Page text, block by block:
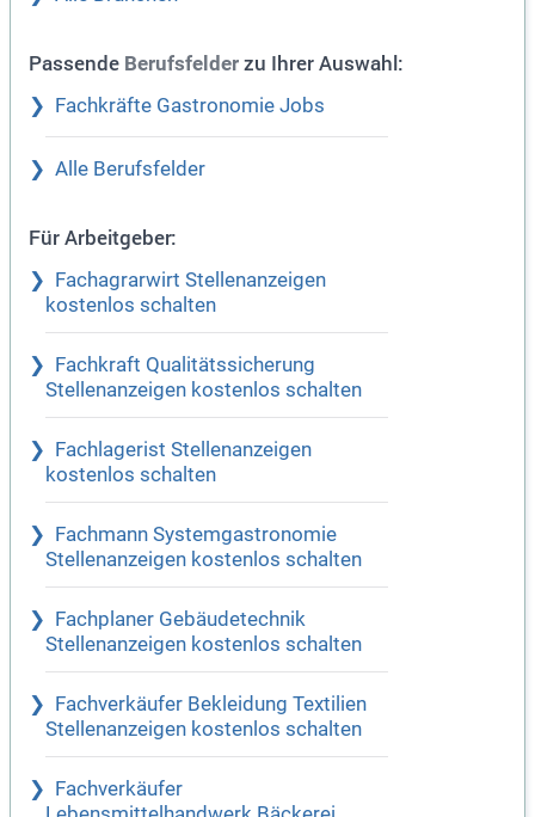
Passende Berufsfelder zu Ihrer Auswahl:
Fachkräfte Gastronomie Jobs
Alle Berufsfelder
Für Arbeitgeber:
Fachagrarwirt Stellenanzeigen
kostenlos schalten
Fachkraft Qualitätssicherung
Stellenanzeigen kostenlos schalten
Fachlagerist Stellenanzeigen
kostenlos schalten
Fachmann Systemgastronomie
Stellenanzeigen kostenlos schalten
Fachplaner Gebäudetechnik
Stellenanzeigen kostenlos schalten
Fachverkäufer Bekleidung Textilien
Stellenanzeigen kostenlos schalten
Fachverkäufer